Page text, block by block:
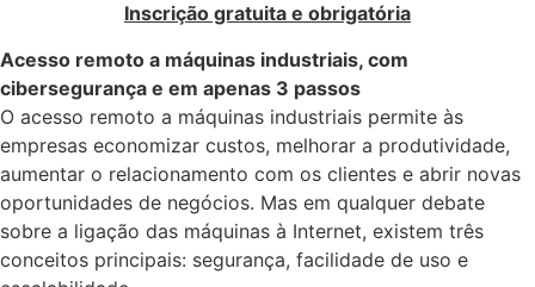
Inscrição gratuita e obrigatória
Acesso remoto a máquinas industriais, com
cibersegurança e em apenas 3 passos
O acesso remoto a máquinas industriais permite às
empresas economizar custos, melhorar a produtividade,
aumentar o relacionamento com os clientes e abrir novas
oportunidades de negócios. Mas em qualquer debate
sobre a ligação das máquinas à Internet, existem três
conceitos principais: segurança, facilidade de uso e